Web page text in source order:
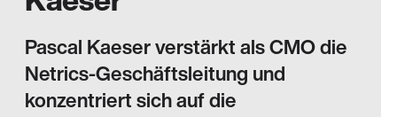
Pascal Kaeser verstärkt als CMO die
Netrics-Geschäftsleitung und
konzentriert sich auf die